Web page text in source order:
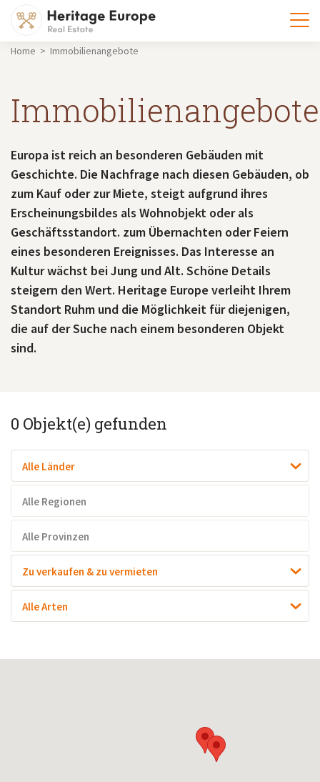
Home > Immobilienangebote
Immobilienangebote
Europa ist reich an besonderen Gebäuden mit
Geschichte. Die Nachfrage nach diesen Gebäuden, ob
zum Kauf oder zur Miete, steigt aufgrund ihres
Erscheinungsbildes als Wohnobjekt oder als
Geschäftsstandort. zum Übernachten oder Feiern
eines besonderen Ereignisses. Das Interesse an
Kultur wächst bei Jung und Alt. Schöne Details
steigern den Wert. Heritage Europe verleiht Ihrem
Standort Ruhm und die Möglichkeit für diejenigen,
die auf der Suche nach einem besonderen Objekt
sind.
0 Objekt(e) gefunden